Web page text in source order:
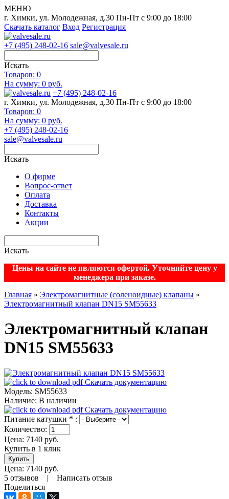
МЕНЮ
г. Химки, ул. Молодежная, д.30 Пн-Пт с 9:00 до 18:00
Скачать каталог Вход Регистрация
+7 (495) 248-02-16 sale@valvesale.ru
Искать
Товаров: 0
На сумму: 0 руб.
+7 (495) 248-02-16
г. Химки, ул. Молодежная, д.30 Пн-Пт с 9:00 до 18:00
Товаров: 0
На сумму: 0 руб.
+7 (495) 248-02-16
sale@valvesale.ru
Искать
О фирме
Вопрос-ответ
Оплата
Доставка
Контакты
Акции
Искать
Цены на сайте не являются офертой. Уточняйте цену у
менеджера при заказе.
Главная » Электромагнитные (соленоидные) клапаны »
Электромагнитный клапан DN15 SM55633
Электромагнитный клапан
DN15 SM55633
Скачать документацию
Модель: SM55633
Наличие: В наличии
Скачать документацию
Питание катушки * :
Количество:
Цена: 7140 руб.
Купить в 1 клик
Цена: 7140 руб.
5 отзывов | Написать отзыв
Поделиться